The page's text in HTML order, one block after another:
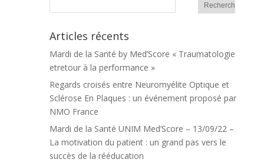
Articles récents
Mardi de la Santé by Med’Score « Traumatologie
etretour à la performance »
Regards croisés entre Neuromyélite Optique et
Sclérose En Plaques : un événement proposé par
NMO France
Mardi de la Santé UNIM Med’Score – 13/09/22 –
La motivation du patient : un grand pas vers le
succès de la rééducation